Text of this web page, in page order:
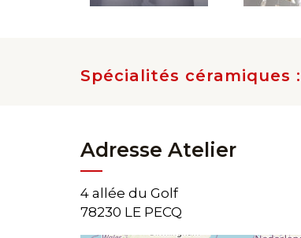
Spécialités céramiques :
Adresse Atelier
4 allée du Golf
78230 LE PECQ